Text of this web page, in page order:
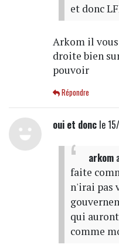
et donc
Arkom il
droite bien
pouvoir
Répondre
oui et doncle
arkom
faite
n'irai pas
qui
comme